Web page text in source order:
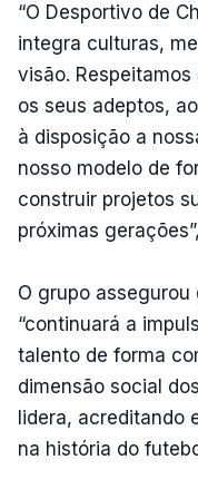
“O Desportivo de
integra culturas,
visão.
os seus adeptos,
à disposição a
nosso modelo de
construir projetos
próximas
O grupo
“continuará a
talento de forma
dimensão social
lidera, acreditando
na história do